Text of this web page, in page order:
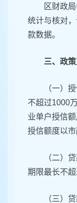
区财政
统计与核对
款数据。
三、政
（一）
不超过1000
业单户授信
授信额度以
（二）
期限最长不超
（三）